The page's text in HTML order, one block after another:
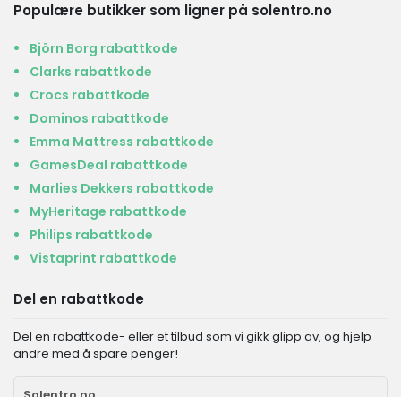
Populære butikker som ligner på solentro.no
Björn Borg rabattkode
Clarks rabattkode
Crocs rabattkode
Dominos rabattkode
Emma Mattress rabattkode
GamesDeal rabattkode
Marlies Dekkers rabattkode
MyHeritage rabattkode
Philips rabattkode
Vistaprint rabattkode
Del en rabattkode
Del en rabattkode- eller et tilbud som vi gikk glipp av, og hjelp
andre med å spare penger!